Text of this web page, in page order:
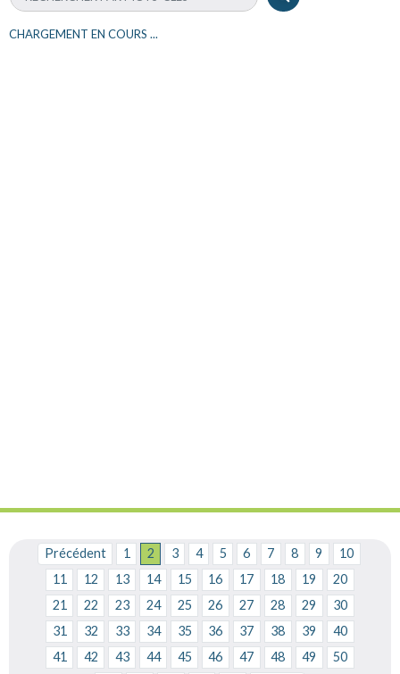
CHARGEMENT EN COURS ...
Précédent 1 2 3 4 5 6 7 8 9
10
11
12 13 14 15 16 17 18 19
20
21
22 23 24 25 26 27 28 29
30
31
32 33 34 35 36 37 38 39
40
41
42 43 44 45 46 47 48 49
50